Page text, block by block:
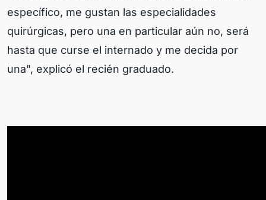
específico, me gustan las especialidades
quirúrgicas, pero una en particular aún no, será
hasta que curse el internado y me decida por
una", explicó el recién graduado.